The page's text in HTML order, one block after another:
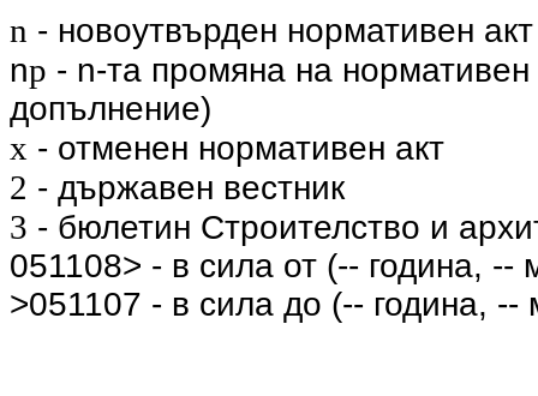
n - новоутвърден нормативен акт
np - n-та промяна на
допълнение)
x - отменен нормативен акт
2 - държавен вестник
3 - бюлетин Строителство и
051108> - в сила от (-- година, --
>051107 - в сила до (-- година, --